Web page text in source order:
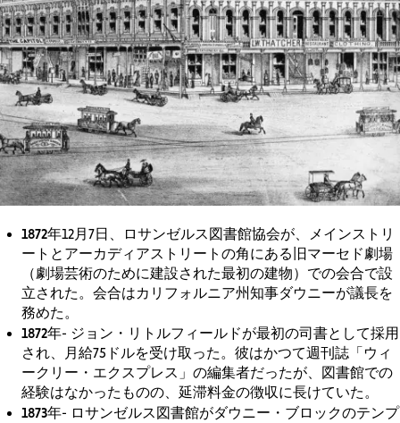
1872年12月7日、ロサンゼルス図書館協会が、メインストリ
ートとアーカディアストリートの角にある旧マーセド劇場
（劇場芸術のために建設された最初の建物）での会合で設
立された。会合はカリフォルニア州知事ダウニーが議長を
務めた。
1872年- ジョン・リトルフィールドが最初の司書として採用
され、月給75ドルを受け取った。彼はかつて週刊誌「ウィ
ークリー・エクスプレス」の編集者だったが、図書館での
経験はなかったものの、延滞料金の徴収に長けていた。
1873年- ロサンゼルス図書館がダウニー・ブロックのテンプ